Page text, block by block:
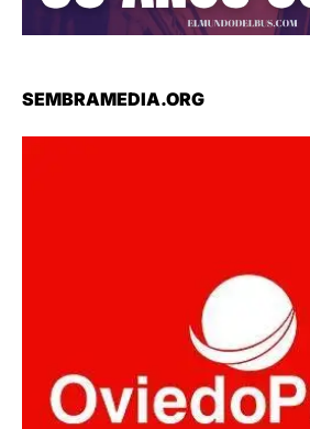
SEMBRAMEDIA.ORG